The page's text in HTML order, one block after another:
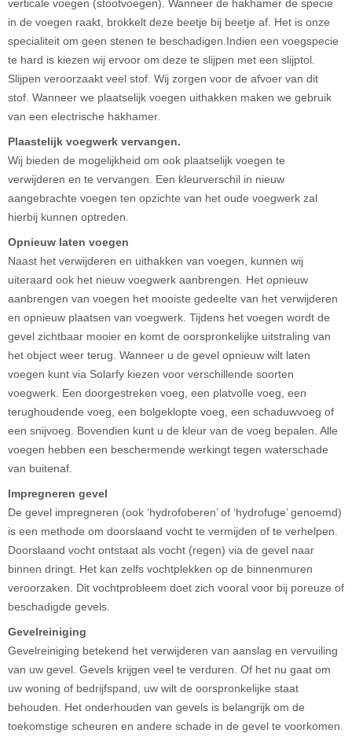
verticale voegen (stootvoegen). Wanneer de hakhamer de specie
in de voegen raakt, brokkelt deze beetje bij beetje af. Het is onze
specialiteit om geen stenen te beschadigen.Indien een voegspecie
te hard is kiezen wij ervoor om deze te slijpen met een slijptol.
Slijpen veroorzaakt veel stof. Wij zorgen voor de afvoer van dit
stof. Wanneer we plaatselijk voegen uithakken maken we gebruik
van een electrische hakhamer.
Plaastelijk voegwerk vervangen.
Wij bieden de mogelijkheid om ook plaatselijk voegen te
verwijderen en te vervangen. Een kleurverschil in nieuw
aangebrachte voegen ten opzichte van het oude voegwerk zal
hierbij kunnen optreden.
Opnieuw laten voegen
Naast het verwijderen en uithakken van voegen, kunnen wij
uiteraard ook het nieuw voegwerk aanbrengen. Het opnieuw
aanbrengen van voegen het mooiste gedeelte van het verwijderen
en opnieuw plaatsen van voegwerk. Tijdens het voegen wordt de
gevel zichtbaar mooier en komt de oorspronkelijke uitstraling van
het object weer terug. Wanneer u de gevel opnieuw wilt laten
voegen kunt via Solarfy kiezen voor verschillende soorten
voegwerk. Een doorgestreken voeg, een platvolle voeg, een
terughoudende voeg, een bolgeklopte voeg, een schaduwvoeg of
een snijvoeg. Bovendien kunt u de kleur van de voeg bepalen. Alle
voegen hebben een beschermende werkingt tegen waterschade
van buitenaf.
Impregneren gevel
De gevel impregneren (ook ‘hydrofoberen’ of ‘hydrofuge’ genoemd)
is een methode om doorslaand vocht te vermijden of te verhelpen.
Doorslaand vocht ontstaat als vocht (regen) via de gevel naar
binnen dringt. Het kan zelfs vochtplekken op de binnenmuren
veroorzaken. Dit vochtprobleem doet zich vooral voor bij poreuze of
beschadigde gevels.
Gevelreiniging
Gevelreiniging betekend het verwijderen van aanslag en vervuiling
van uw gevel. Gevels krijgen veel te verduren. Of het nu gaat om
uw woning of bedrijfspand, uw wilt de oorspronkelijke staat
behouden. Het onderhouden van gevels is belangrijk om de
toekomstige scheuren en andere schade in de gevel te voorkomen.